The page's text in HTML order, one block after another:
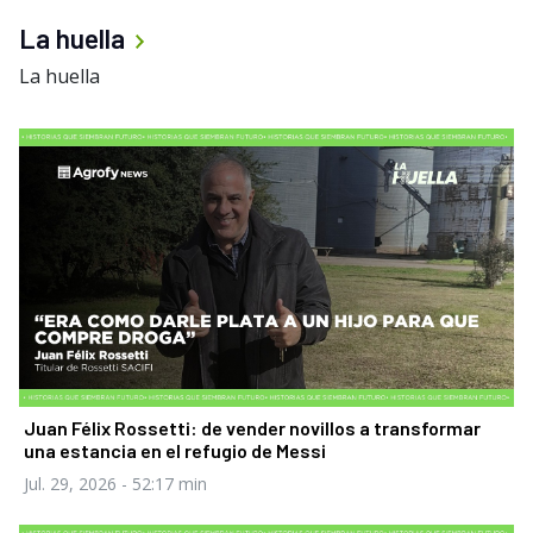
La huella
La huella
Juan Félix Rossetti: de vender novillos a transformar
una estancia en el refugio de Messi
Jul. 29, 2026 - 52:17 min